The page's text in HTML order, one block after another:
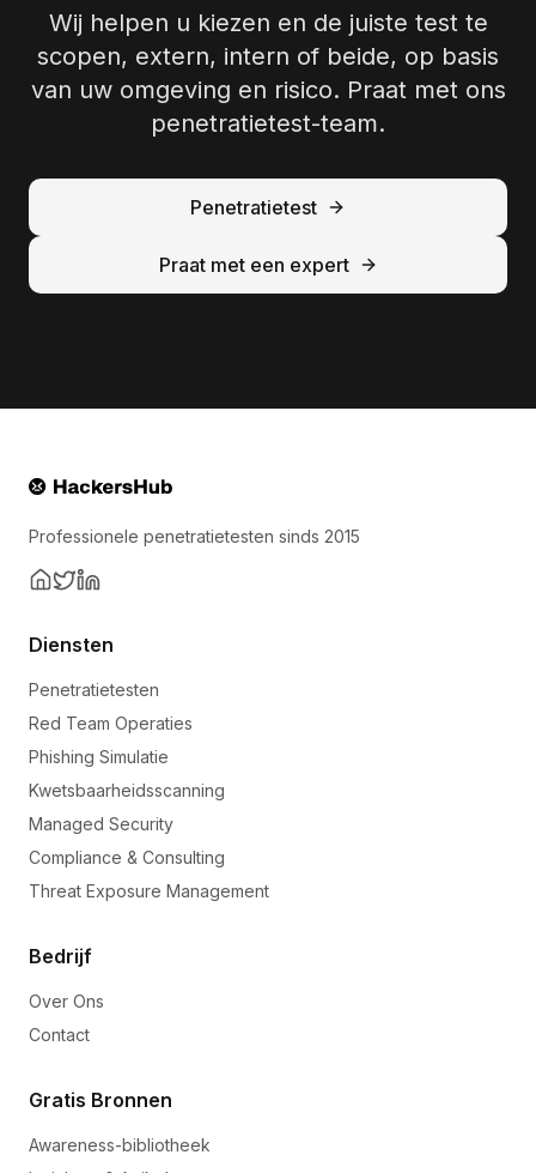
Wij helpen u kiezen en de juiste test te
scopen, extern, intern of beide, op basis
van uw omgeving en risico. Praat met ons
penetratietest-team.
Penetratietest
Praat met een expert
Professionele penetratietesten sinds 2015
Diensten
Penetratietesten
Red Team Operaties
Phishing Simulatie
Kwetsbaarheidsscanning
Managed Security
Compliance & Consulting
Threat Exposure Management
Bedrijf
Over Ons
Contact
Gratis Bronnen
Awareness-bibliotheek